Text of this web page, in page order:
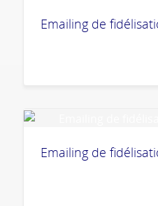
Emailing de
Emailing de